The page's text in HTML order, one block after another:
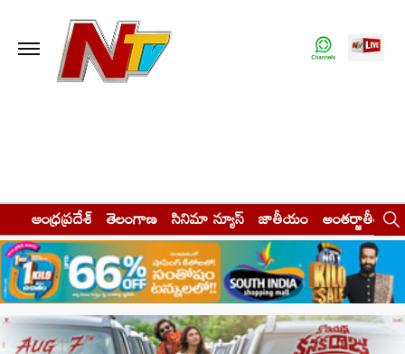
ఆంధ్రప్రదేశ్ తెలంగాణ సినిమా న్యూస్ జాతీయం అంతర్జాతీయం